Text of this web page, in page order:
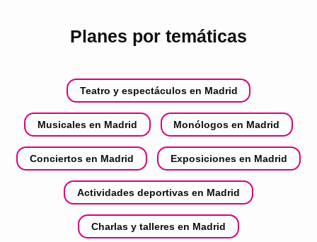
Planes por temáticas
Teatro y espectáculos en Madrid
Musicales en Madrid Monólogos en Madrid
Conciertos en Madrid Exposiciones en Madrid
Actividades deportivas en Madrid
Charlas y talleres en Madrid